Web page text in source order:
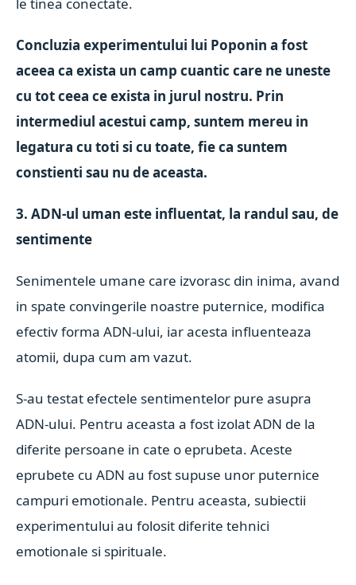
Concluzia experimentului lui Poponin a fost
aceea ca exista un camp cuantic care ne uneste
cu tot ceea ce exista in jurul nostru. Prin
intermediul acestui camp, suntem mereu in
legatura cu toti si cu toate, fie ca suntem
constienti sau nu de aceasta.
3. ADN-ul uman este influentat, la randul sau, de
sentimente
Senimentele umane care izvorasc din inima, avand
in spate convingerile noastre puternice, modifica
efectiv forma ADN-ului, iar acesta influenteaza
atomii, dupa cum am vazut.
S-au testat efectele sentimentelor pure asupra
ADN-ului. Pentru aceasta a fost izolat ADN de la
diferite persoane in cate o eprubeta. Aceste
eprubete cu ADN au fost supuse unor puternice
campuri emotionale. Pentru aceasta, subiectii
experimentului au folosit diferite tehnici
emotionale si spirituale.